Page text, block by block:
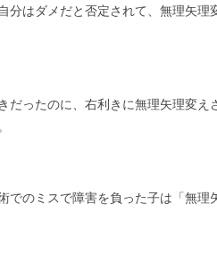
分はダメだと否定されて、無理矢
だったのに、右利きに無理矢理変え
でのミスで障害を負った子は「無理